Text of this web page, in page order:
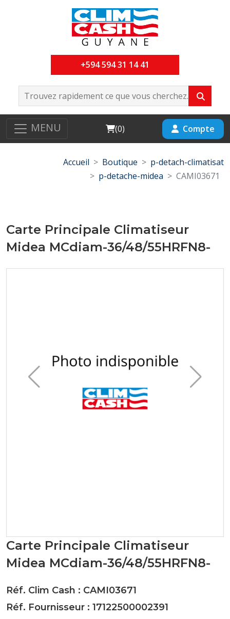
+594 594 31 14 41
MENU Cart
(0) Compte
Accueil Boutique
p-detach-climatisat
p-detache-midea
CAMI03671
Carte Principale Climatiseur
Midea MCdiam-36/48/55HRFN8-
Carte Principale Climatiseur
Midea MCdiam-36/48/55HRFN8-
Réf. Clim Cash : CAMI03671
Réf. Fournisseur : 17122500002391